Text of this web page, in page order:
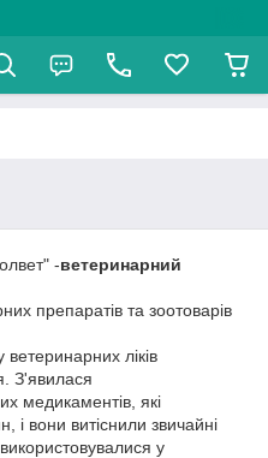
-ветеринарний
препаратів та зоотоварів
ветеринарних ліків
З'явилася
медикаментів, які
і вони витіснили звичайні
у